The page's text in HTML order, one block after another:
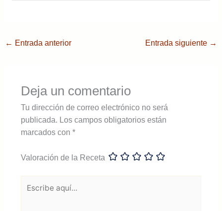
← Entrada anterior Entrada siguiente →
Deja un comentario
Tu dirección de correo electrónico no será
publicada. Los campos obligatorios están
marcados con *
Valoración de la Receta